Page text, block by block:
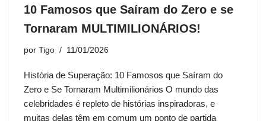
10 Famosos que Saíram do Zero e se
Tornaram MULTIMILIONÁRIOS!
por Tigo 11/01/2026
História de Superação: 10 Famosos que Saíram do
Zero e Se Tornaram Multimilionários O mundo das
celebridades é repleto de histórias inspiradoras, e
muitas delas têm em comum um ponto de partida